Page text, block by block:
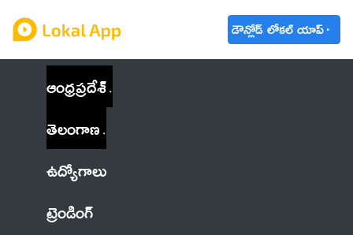
డౌన్లోడ్ లోకల్ యాప్
ఆంధ్రప్రదేశ్
తెలంగాణ
ఉద్యోగాలు
ట్రెండింగ్